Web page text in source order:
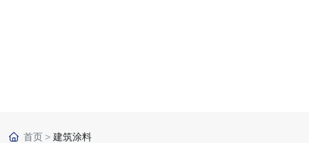
首页 建筑涂料